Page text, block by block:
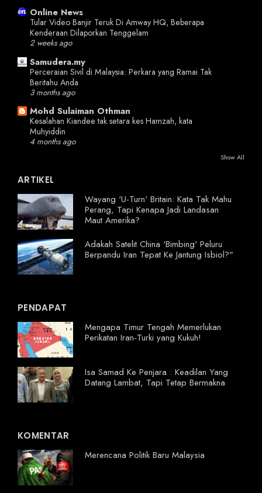
Online News
Tular Video Banjir Teruk Di Amway HQ, Beberapa
Kenderaan Dilaporkan Tenggelam
2 weeks ago
Samudera.my
Perceraian Sivil di Malaysia: Perkara yang Ramai Tak
Beritahu Anda
3 months ago
Mohd Sulaiman Othman
Kesalahan Kiandee tak setara kes Hamzah, kata
Muhyiddin
4 months ago
Show All
ARTIKEL
Wayang 'U-Turn' Britain: Kata Tak Mahu
Perang, Tapi Kenapa Jadi Landasan
Maut Amerika?
Adakah Satelit China 'Bimbing' Peluru
Berpandu Iran Tepat Ke Jantung Isbiol?"
PENDAPAT
Mengapa Timur Tengah Memerlukan
Perikatan Iran-Turki yang Kukuh!
Isa Samad Ke Penjara : Keadilan Yang
Datang Lambat, Tapi Tetap Bermakna
KOMENTAR
Merencana Politik Baru Malaysia